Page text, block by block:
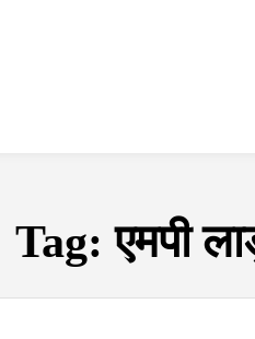
Tag:एमपी